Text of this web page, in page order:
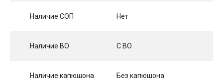
Наличие СОП Нет
Наличие ВО С ВО
Наличие капюшона Без капюшона